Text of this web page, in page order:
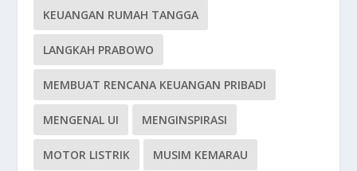
KEUANGAN RUMAH TANGGA
LANGKAH PRABOWO
MEMBUAT RENCANA KEUANGAN PRIBADI
MENGENAL UI MENGINSPIRASI
MOTOR LISTRIK MUSIM KEMARAU